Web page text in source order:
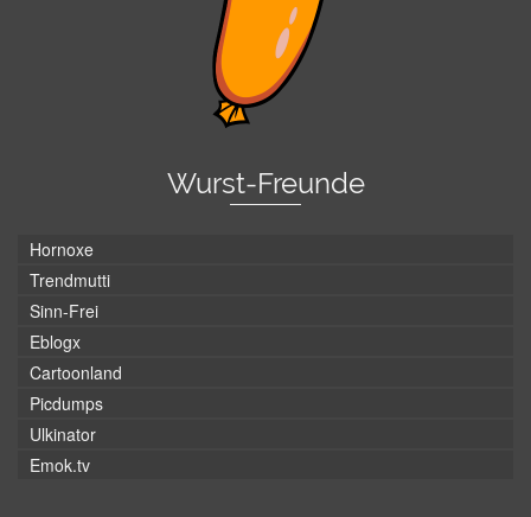
Wurst-Freunde
Hornoxe
Trendmutti
Sinn-Frei
Eblogx
Cartoonland
Picdumps
Ulkinator
Emok.tv